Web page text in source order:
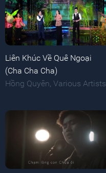
Liên Khúc Về Quê Ngoại
(Cha Cha Cha)
Hồng Quyên Various Artists